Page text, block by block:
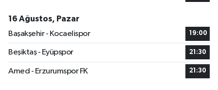
16 Ağustos, Pazar
Başakşehir - Kocaelispor
19:00
Beşiktaş - Eyüpspor 21:30
Amed - Erzurumspor FK 21:30